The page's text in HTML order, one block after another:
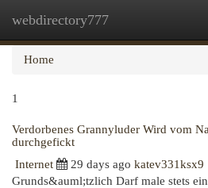
webdirectory777
Home
1
Verdorbenes Grannyluder Wird vom
durchgefickt
Internet
29 days ago katev331ksx9
Grunds&auml;tzlich Darf male stets